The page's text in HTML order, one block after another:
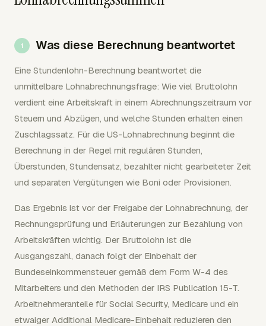
Was diese Berechnung beantwortet
Eine Stundenlohn-Berechnung beantwortet die
unmittelbare Lohnabrechnungsfrage: Wie viel Bruttolohn
verdient eine Arbeitskraft in einem Abrechnungszeitraum vor
Steuern und Abzügen, und welche Stunden erhalten einen
Zuschlagssatz. Für die US-Lohnabrechnung beginnt die
Berechnung in der Regel mit regulären Stunden,
Überstunden, Stundensatz, bezahlter nicht gearbeiteter Zeit
und separaten Vergütungen wie Boni oder Provisionen.
Das Ergebnis ist vor der Freigabe der Lohnabrechnung, der
Rechnungsprüfung und Erläuterungen zur Bezahlung von
Arbeitskräften wichtig. Der Bruttolohn ist die
Ausgangszahl, danach folgt der Einbehalt der
Bundeseinkommensteuer gemäß dem Form W-4 des
Mitarbeiters und den Methoden der IRS Publication 15-T.
Arbeitnehmeranteile für Social Security, Medicare und ein
etwaiger Additional Medicare-Einbehalt reduzieren den